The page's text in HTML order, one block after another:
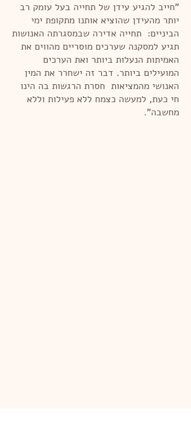
"חייב להגיע עידן של תחייה בעל עומק רב
יותר מהעידן שהוציא אותנו מתקופת ימי
הביניים: תחייה אדירה שבמסגרתה האנושות
תגיע למסקנה שערכים מוסריים מהווים את
האמיתות הנעלות ביותר ואת הערכים
המועילים ביותר. דבר זה ישחרר את המין
האנושי מהמציאות חסרת הרגשות בה הינו
חי כעת, למעשה כצמח ללא פעילות וללא
מחשבה".